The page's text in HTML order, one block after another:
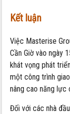
Kết luận
Việc Masterise
Cần Giờ vào ngày
khát vọng phát
một công trình
nâng cao năng lực
Đối với các nhà